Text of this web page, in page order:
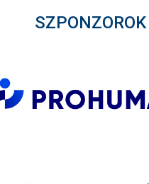
SZPONZOROK